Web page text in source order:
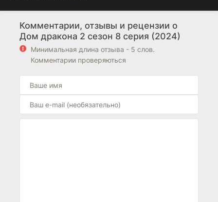
Комментарии, отзывы и рецензии о
Дом дракона 2 сезон 8 серия (2024)
Минимальная длина отзыва - 5 слов.
Комментарии проверяються